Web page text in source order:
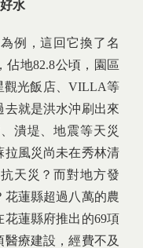
水
例，這回它換了名
佔地82.8公頃，園區
觀光飯店、VILLA等
就是洪水沖刷出來
潰堤、地震等天災
拉風災尚未在秀林清
天災？而對地方發
花蓮縣超過八萬的農
花蓮縣府推出的69項
療建設，經費不及